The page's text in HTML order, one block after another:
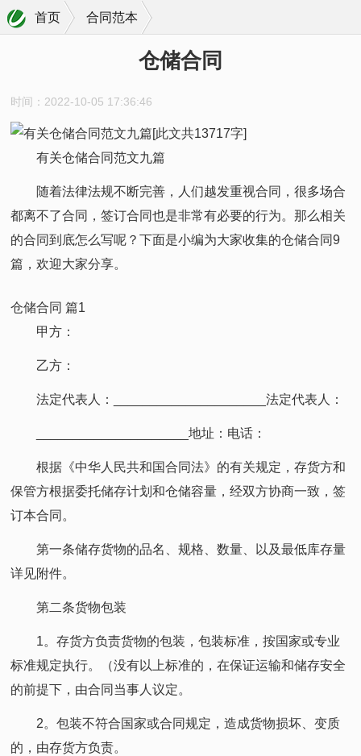
首页 合同范本
仓储合同
时间：2022-10-05 17:36:46
有关仓储合同范文九篇
随着法律法规不断完善，人们越发重视合同，很多场合
都离不了合同，签订合同也是非常有必要的行为。那么相关
的合同到底怎么写呢？下面是小编为大家收集的仓储合同9
篇，欢迎大家分享。
仓储合同 篇1
甲方：
乙方：
法定代表人：_____________________法定代表人：
_____________________地址：电话：
根据《中华人民共和国合同法》的有关规定，存货方和
保管方根据委托储存计划和仓储容量，经双方协商一致，签
订本合同。
第一条储存货物的品名、规格、数量、以及最低库存量
详见附件。
第二条货物包装
1。存货方负责货物的包装，包装标准，按国家或专业
标准规定执行。（没有以上标准的，在保证运输和储存安全
的前提下，由合同当事人议定。
2。包装不符合国家或合同规定，造成货物损坏、变质
的，由存货方负责。